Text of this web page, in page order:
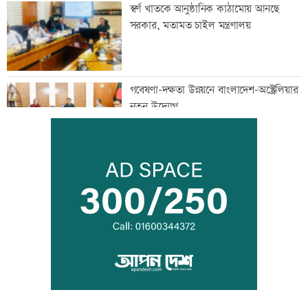
স্বর্ণ খাতকে আনুষ্ঠানিক কাঠামোয় আনছে
সরকার, মতামত চাইল মন্ত্রণালয়
গবেষণা-দক্ষতা উন্নয়নে বাংলাদেশ-অস্ট্রেলিয়ার
নতুন উদ্যোগ
বিমানবন্দরে বাড়ছে নিরাপত্তা, বসছে অ্যান্টি-
ড্রোন সিস্টেম
প্রশিক্ষণার্থীদের সনদ দিলো কালীগঞ্জ
পৌরসভা